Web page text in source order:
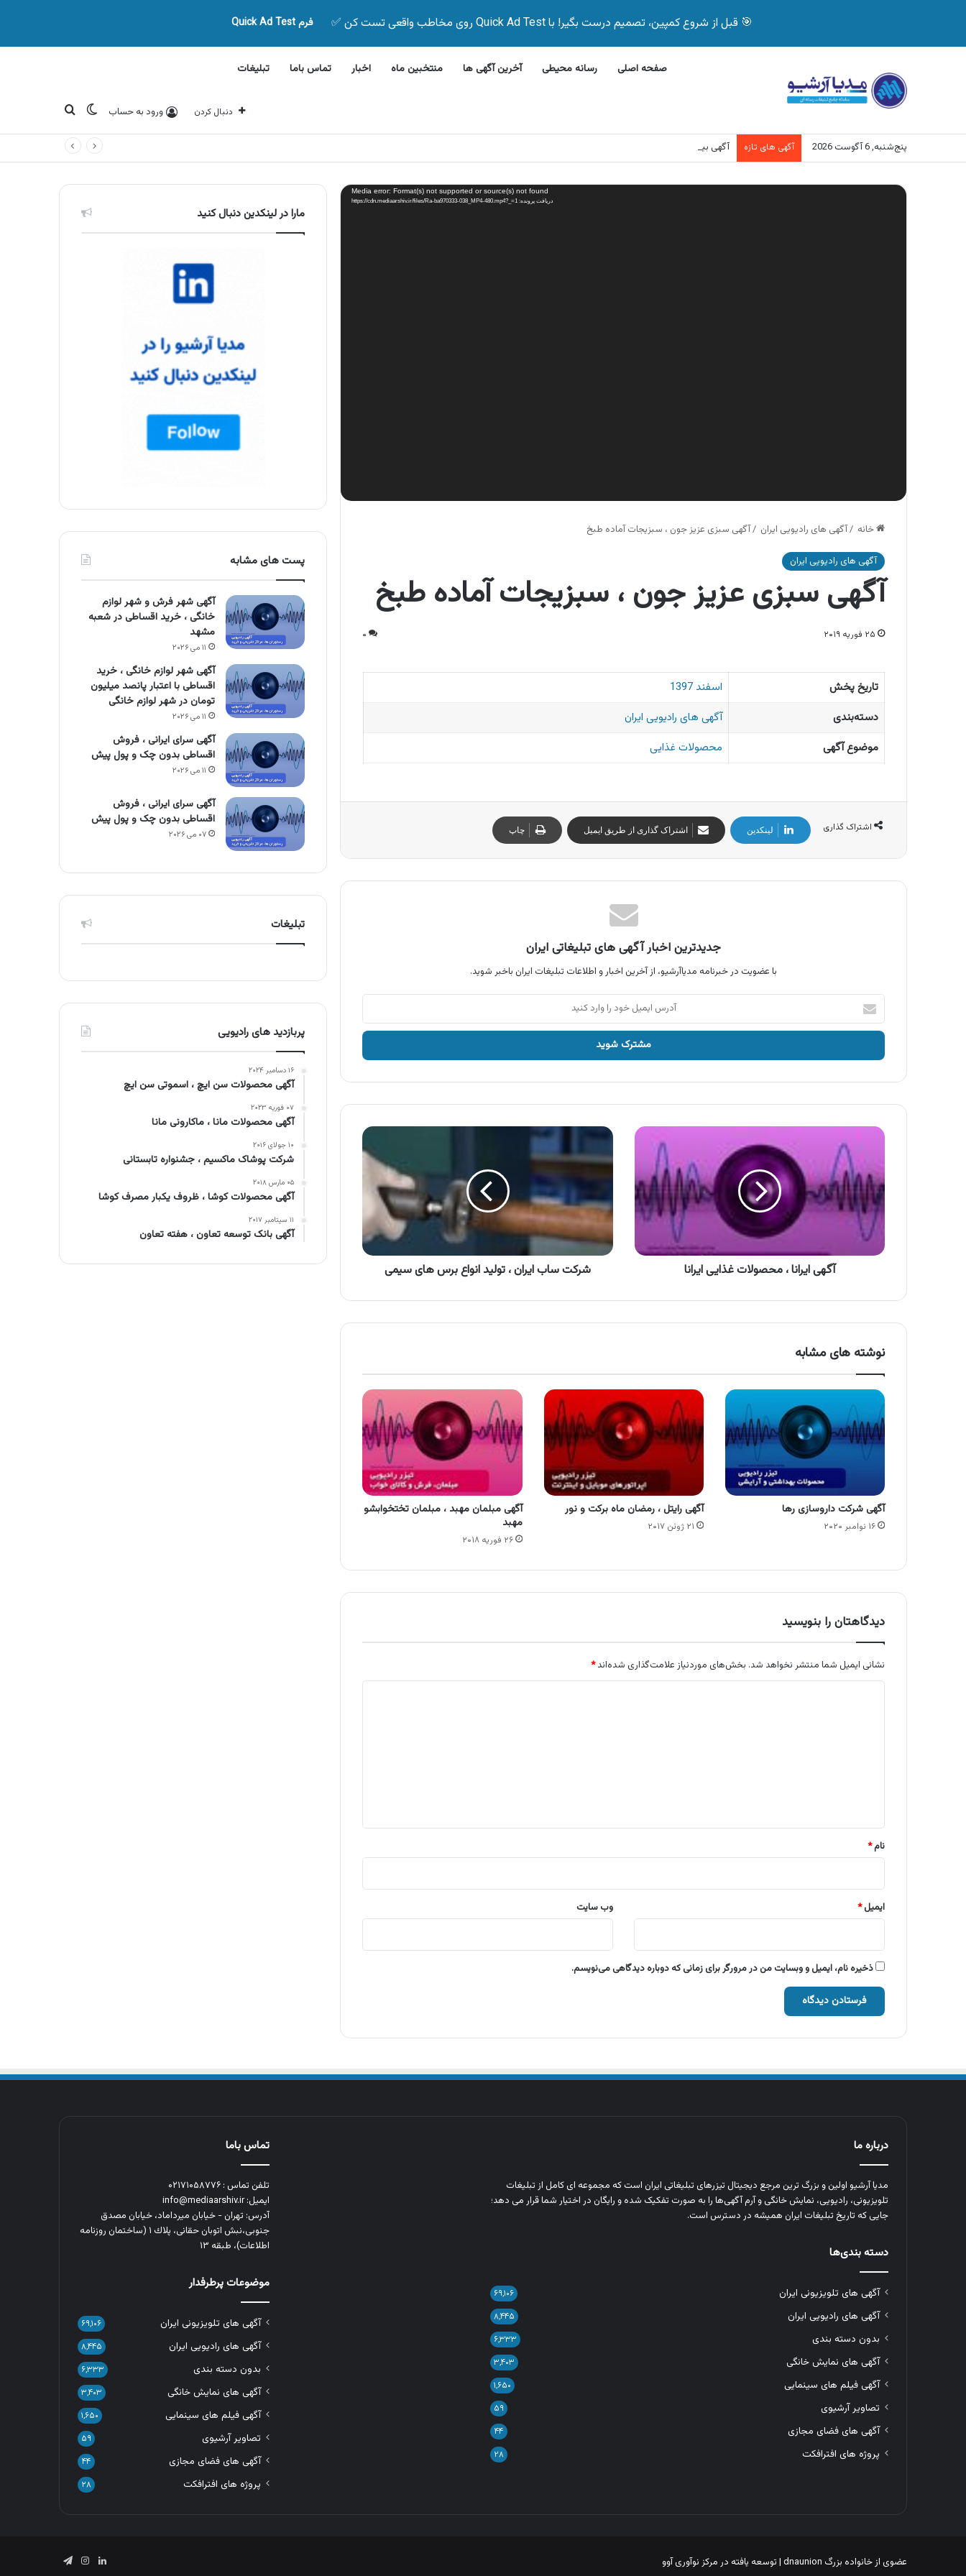
🎯 قبل از شروع کمپین، تصمیم درست بگیر! با Quick Ad Test روی مخاطب واقعی تست کن ✅ فرم Quick Ad Test
صفحه اصلی رسانه محیطی آخرین آگهی ها منتخبین ماه اخبار تماس باما تبلیغات
دنبال کردن ورود به حساب تغییر پوسته
جستجو برای
پنج‌شنبه, 6 آگوست 2026 آگهی های تازه آگهی بیمه دات کام، خرید آنلاین بیمه زیر ۵ دقیقه
نمایشگر
ویدیو Media error: Format(s) not supported or source(s) not found
دریافت پرونده: https://cdn.mediaarshiv.ir/files/Ra-ba970333-038_MP4-480.mp4?_=1
خانه /آگهی های رادیویی ایران /آگهی سبزی عزیز جون ، سبزیجات آماده طبخ
آگهی های رادیویی ایران
آگهی سبزی عزیز جون ، سبزیجات آماده طبخ
۲۵ فوریه ۲۰۱۹ ۰
تاریخ پخش
اسفند 1397
دسته‌بندی
آگهی های رادیویی ایران
موضوع آگهی
محصولات غذایی
اشتراک گذاری لینکدین اشتراک گذاری از طریق ایمیل چاپ
جدیدترین اخبار آگهی های تبلیغاتی ایران
با عضویت در خبرنامه مدیاآرشیو، از آخرین اخبار و اطلاعات تبلیغات ایران باخبر شوید.
آدرس
ایمیل
خود
وارد
آگهی
محصولات
غذایی
ایرانا
آگهی ایرانا ، محصولات غذایی ایرانا
شرکت
ایران
،
انواع
برس
های
سیمی
شرکت ساب ایران ، تولید انواع برس های سیمی
نوشته های مشابه
آگهی شرکت داروسازی رها
۱۶ نوامبر ۲۰۲۰
آگهی رایتل ، رمضان ماه برکت و نور
۲۱ ژوئن ۲۰۱۷
آگهی مبلمان مهبد ، مبلمان تختخوابشو
مهبد
۲۶ فوریه ۲۰۱۸
دیدگاهتان را بنویسید
نشانی ایمیل شما منتشر نخواهد شد. بخش‌های موردنیاز علامت‌گذاری شده‌اند*
نام*
ایمیل* وب‌ سایت
ذخیره نام، ایمیل و وبسایت من در مرورگر برای زمانی که دوباره دیدگاهی می‌نویسم.
مارا در لینکدین دنبال کنید
پست های مشابه
آگهی شهر فرش و شهر لوازم
خانگی ، خرید اقساطی در شعبه
مشهد
۱۱ می ۲۰۲۶
آگهی شهر لوازم خانگی ، خرید
اقساطی با اعتبار پانصد میلیون
تومان در شهر لوازم خانگی
۱۱ می ۲۰۲۶
آگهی سرای ایرانی ، فروش
اقساطی بدون چک و پول پیش
۱۱ می ۲۰۲۶
آگهی سرای ایرانی ، فروش
اقساطی بدون چک و پول پیش
۰۷ می ۲۰۲۶
تبلیغات
پربازدید های رادیویی
۱۶ دسامبر ۲۰۲۴
آگهی محصولات سن ایچ ، اسموتی سن ایچ
۰۷ فوریه ۲۰۲۳
آگهی محصولات مانا ، ماکارونی مانا
۱۰ جولای ۲۰۱۶
شرکت پوشاک ماکسیم ، جشنواره تابستانی
۰۵ مارس ۲۰۱۸
آگهی محصولات کوشا ، ظروف یکبار مصرف کوشا
۱۱ سپتامبر ۲۰۱۷
آگهی بانک توسعه تعاون ، هفته تعاون
درباره ما
مدیا آرشیو اولین و بزرگ‌ ترین مرجع دیجیتال تیزرهای تبلیغاتی ایران است که مجموعه‌ ای کامل از تبلیغات
تلویزیونی، رادیویی، نمایش خانگی و آرم‌ آگهی‌ها را به‌ صورت تفکیک‌ شده و رایگان در اختیار شما قرار می‌ دهد؛
جایی که تاریخ تبلیغات ایران همیشه در دسترس است.
دسته بندی‌ها
آگهی های تلویزیونی ایران ۶۹,۱۰۶
آگهی های رادیویی ایران ۸,۴۴۵
بدون دسته بندی ۶,۳۳۳
آگهی های نمایش خانگی ۳,۴۰۳
آگهی فیلم های سینمایی ۱,۶۵۰
تصاویر آرشیوی ۵۹
آگهی های فضای مجازی ۴۴
پروژه های افترافکت ۲۸
تماس باما
تلفن تماس : ۰۲۱۷۱۰۵۸۷۷۶
ایمیل: info@mediaarshiv.ir
آدرس: تهران - خیابان میرداماد، خیابان مصدق
جنوبی،نبش اتوبان حقانی، پلاك ١ (ساختمان روزنامه
اطلاعات)، طبقه ۱۳
موضوعات پرطرفدار
آگهی های تلویزیونی ایران ۶۹,۱۰۶
آگهی های رادیویی ایران ۸,۴۴۵
بدون دسته بندی ۶,۳۳۳
آگهی های نمایش خانگی ۳,۴۰۳
آگهی فیلم های سینمایی ۱,۶۵۰
تصاویر آرشیوی ۵۹
آگهی های فضای مجازی ۴۴
پروژه های افترافکت ۲۸
عضوی از خانواده بزرگ dnaunion | توسعه یافته در مرکز نوآوری آوو لینکدیناینستاگرام
تلگرام